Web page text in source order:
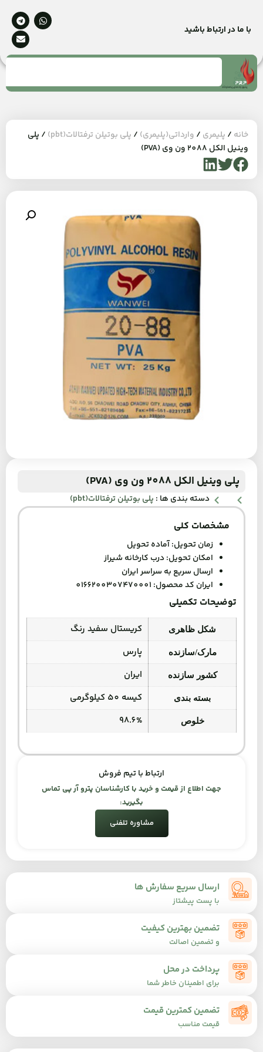
با ما در ارتباط باشید
خانه / پلیمری / وارداتی(پلیمری) / پلی بوتیلن ترفتالات(pbt)
/ پلی
وینیل الکل 2088 ون وی (PVA)
پلی وینیل الکل 2088 ون وی (PVA)
دسته بندی ها : پلی بوتیلن ترفتالات(pbt)
مشخصات کلی
زمان تحویل: آماده تحویل
امکان تحویل: درب کارخانه شیراز
ارسال سریع به سراسر ایران
ایران کد محصول: 0166200307470001
توضیحات تکمیلی
شکل ظاهری کریستال سفید رنگ
مارک/سازنده پارس
کشور سازنده ایران
بسته بندی کیسه 50 کیلوگرمی
خلوص 98.6%
ارتباط با تیم فروش
جهت اطلاع از قیمت و خرید با کارشناسان پترو آر پی تماس
بگیرید:
مشاوره تلفنی
ارسال سریع سفارش ها
با پست پیشتاز
تضمین بهترین کیفیت
و تضمین اصالت
پرداخت در محل
برای اطمینان خاطر شما
تضمین کمترین قیمت
قیمت مناسب